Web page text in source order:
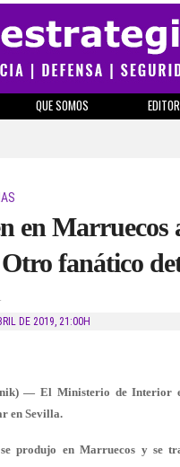
QUE SOMOS
en
fanático
DE 2019, 21:00H
— El Ministerio de Interior
en Sevilla.
produjo en Marruecos y se